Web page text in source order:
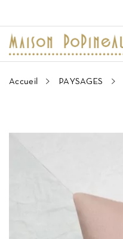
Accueil PAYSAGES